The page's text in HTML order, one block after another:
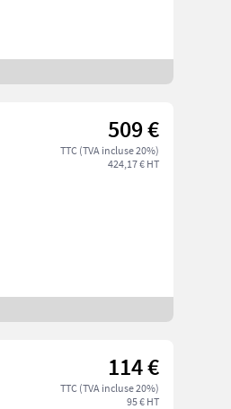
509 €
TTC (TVA incluse 20%)
424,17 € HT
114 €
TTC (TVA incluse 20%)
95 € HT